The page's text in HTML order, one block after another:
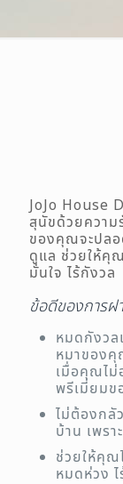
JoJo House
สุนัขด้วยความ
ของคุณจะปลอ
ดูแล ช่วยให้คุ
มั่นใจ ไร้กังวล
ข้อดีของการฝ
หมดกังวล
หมาของคุ
เมื่อคุณไม่
พรีเมี่ยม
ไม่ต้องกลั
บ้าน เพร
ช่วยให้คุณ
หมดห่วง